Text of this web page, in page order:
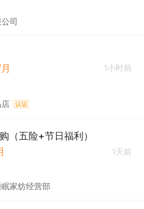
司
1小时前
认证
（五险+节日福利）
1天前
家纺经营部